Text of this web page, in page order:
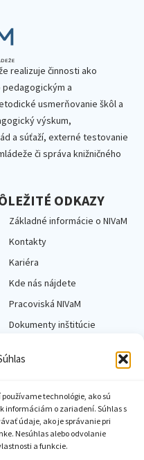
technológie, ako sú
informáciám o zariadení. Súhlas s
údaje, ako je správanie pri
Nesúhlas alebo odvolanie
a funkcie.
realizuje činnosti ako
a
usmerňovanie škôl a
výskum,
a súťaží, externé testovanie
či správa knižničného
ODKAZY
Základné informácie o NIVaM
Kontakty
Kariéra
Kde nás nájdete
Pracoviská NIVaM
Dokumenty inštitúcie
súkromia